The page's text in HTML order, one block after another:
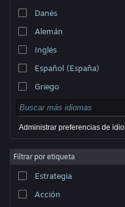
© Valve Corporation. Todos los derechos
Todas las marcas registradas pertenecen
de Privacidad|Información legal
Acuerdo de Suscriptor a Steam
Cookies
Danés
Alemán
Inglés
Español (España)
Griego
Administrar preferencias de
Filtrar por etiqueta
Estrategia
Acción